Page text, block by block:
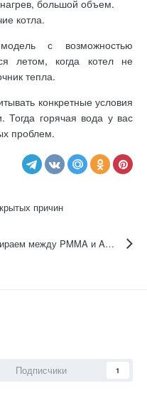
большой объем.
котла.
с возможностью
летом, когда котел не
тепла.
конкретные условия
Тогда горячая вода у вас
проблем.
причин
Акриловые ванны: выбираем между PMMA и ABS
Подписчики 1